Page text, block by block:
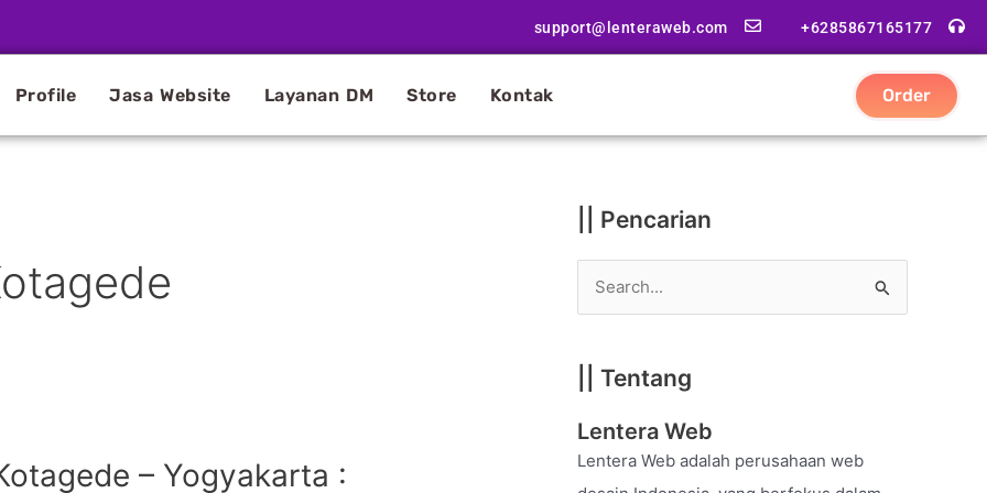
support@lenteraweb.com +6285867165177
Profile Jasa Website Layanan DM Store Kontak Order
– Yogyakarta :
|| Pencarian
r
c
h
|| Tentang
Lentera Web
Lentera Web adalah perusahaan web
|
t
g
i